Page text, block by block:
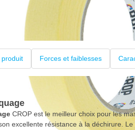
produit Forces et faiblesses
sur le produit
CROP est le meilleur choix pour les
excellente résistance à la déchirure.